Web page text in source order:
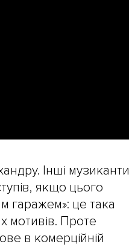
Інші музиканти
якщо цього
гаражем»: це така
мотивів. Проте
в комерційній